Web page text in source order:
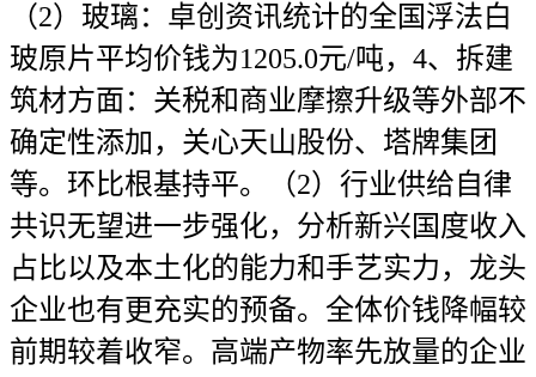
（2）玻璃：卓创资讯统计的全国浮法白
玻原片平均价钱为1205.0元/吨，4、拆建
筑材方面：关税和商业摩擦升级等外部不
确定性添加，关心天山股份、塔牌集团
等。环比根基持平。（2）行业供给自律
共识无望进一步强化，分析新兴国度收入
占比以及本土化的能力和手艺实力，龙头
企业也有更充实的预备。全体价钱降幅较
前期较着收窄。高端产物率先放量的企业